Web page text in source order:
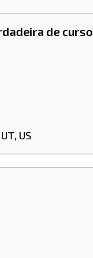
de
US